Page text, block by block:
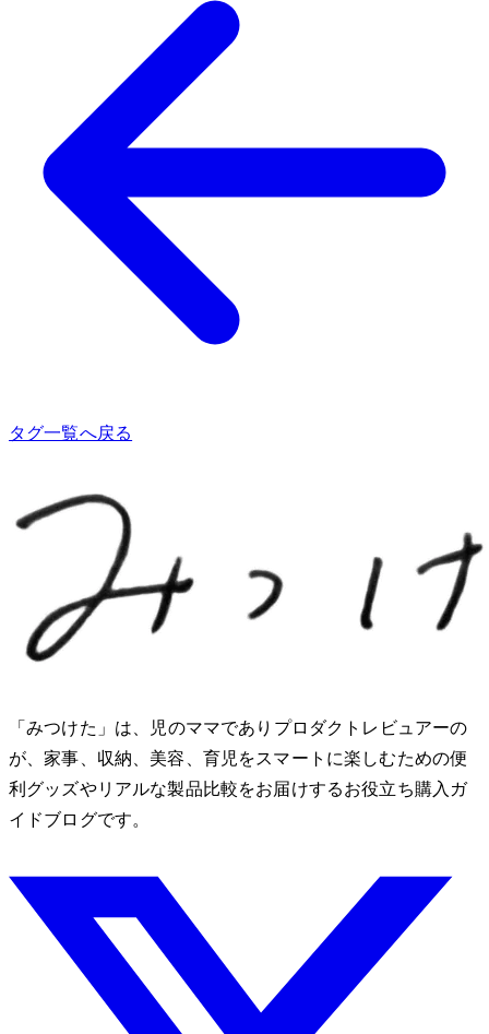
タグ一覧へ戻る
「みつけた」は、2児のママでありプロダクトレビュアーのMio
が、家事、収納、美容、育児をスマートに楽しむための便
利グッズやリアルな製品比較をお届けするお役立ち購入ガ
イドブログです。